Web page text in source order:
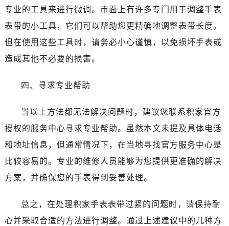
专业的工具来进行微调。市面上有许多专门用于调整手表
表带的小工具，它们可以帮助您更精确地调整表带长度。
但在使用这些工具时，请务必小心谨慎，以免损坏手表或
造成其他不必要的损害。
四、寻求专业帮助
当以上方法都无法解决问题时，建议您联系积家官方
授权的服务中心寻求专业帮助。虽然本文未提及具体电话
和地址信息，但通常情况下，在当地寻找官方服务中心是
比较容易的。专业的维修人员能够为您提供更准确的解决
方案，并确保您的手表得到妥善处理。
总之，在处理积家手表表带过紧的问题时，请保持耐
心并采取合适的方法进行调整。通过上述建议中的几种方